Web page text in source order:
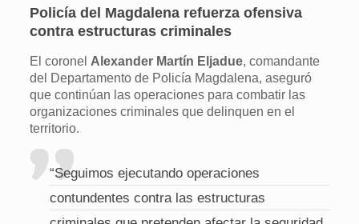
Policía del Magdalena refuerza ofensiva
contra estructuras criminales
El coronel Alexander Martín Eljadue, comandante
del Departamento de Policía Magdalena, aseguró
que continúan las operaciones para combatir las
organizaciones criminales que delinquen en el
territorio.
“Seguimos ejecutando operaciones
contundentes contra las estructuras